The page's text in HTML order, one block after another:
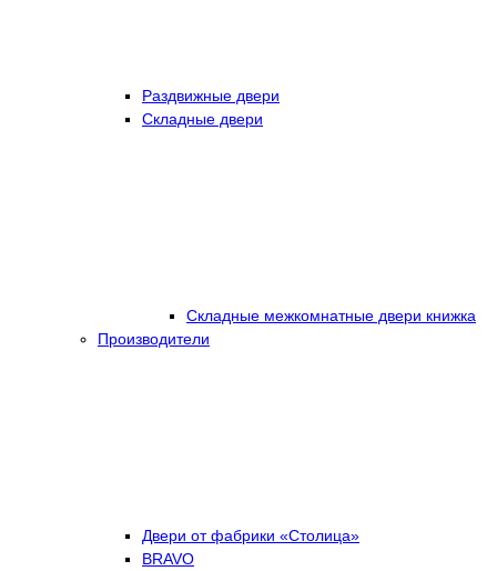
Раздвижные двери
Складные двери
Складные межкомнатные двери книжка
Производители
Двери от фабрики «Столица»
BRAVO